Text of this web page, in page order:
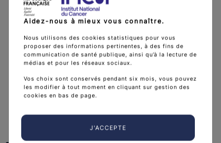
L'Institut national du cancer est l’agence d'expertise
sanitaire et scientifique en cancérologie de l’État.
Découvrir l’Institut arrow_forward
Nous suivre
Aidez-nous à mieux vous connaître.
Nous utilisons des cookies statistiques pour vous
proposer des informations pertinentes, à des fins de
communication de santé publique, ainsi qu’à la lecture de
médias et pour les réseaux sociaux.
Vos choix sont conservés pendant six mois, vous pouvez
les modifier à tout moment en cliquant sur gestion des
cookies en bas de page.
J'ACCEPTE